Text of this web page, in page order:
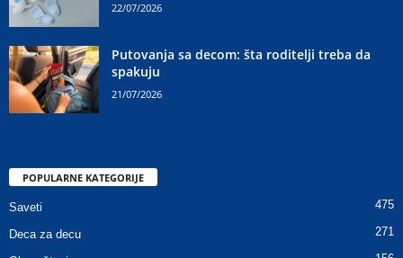
22/07/2026
Putovanja sa decom: šta roditelji treba da
spakuju
21/07/2026
POPULARNE KATEGORIJE
Saveti 475
Deca za decu 271